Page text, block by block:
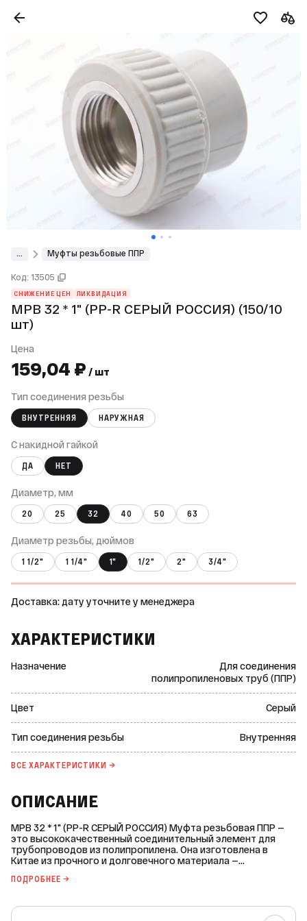
Муфты резьбовые ППР
Код: 13505
СНИЖЕНИЕ ЦЕН ЛИКВИДАЦИЯ
МРВ 32 * 1" (PP-R СЕРЫЙ РОССИЯ) (150/10
шт)
Цена
159,04 ₽ / шт
Тип соединения резьбы
ВНУТРЕННЯЯ НАРУЖНАЯ
С накидной гайкой
ДА НЕТ
Диаметр, мм
20 25 32 40 50 63
Диаметр резьбы, дюймов
1 1/2" 1 1/4" 1" 1/2" 2" 3/4"
Доставка: дату уточните у менеджера
ХАРАКТЕРИСТИКИ
Назначение
Для соединения
полипропиленовых труб (ППР)
Цвет Серый
Тип соединения резьбы Внутренняя
ВСЕ ХАРАКТЕРИСТИКИ →
ОПИСАНИЕ
МРВ 32 * 1" (PP-R СЕРЫЙ РОССИЯ) Муфта резьбовая ППР —
это высококачественный соединительный элемент для
трубопроводов из полипропилена. Она изготовлена в
Китае из прочного и долговечного материала —
характеристики: * диаметр: 32 мм; * диаметр резьбы: 1
резьбовой части: никелированное; * рабочее давление (PN):
25 бар; * максимальная температура рабочей среды: +90
ПОДРОБНЕЕ →